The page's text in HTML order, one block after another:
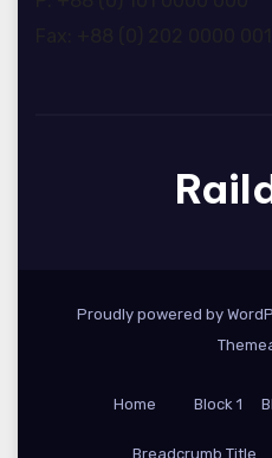
Proudly powered by
Home Block 1
Breadcrumb Title